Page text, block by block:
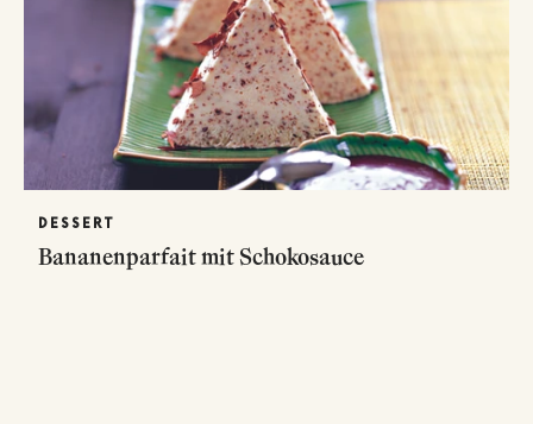
DESSERT
Bananenparfait mit Schokosauce